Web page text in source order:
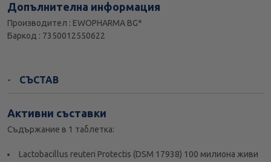
Допълнителна информация
Производител : EWOPHARMA BG*
Баркод : 7350012550622
СЪСТАВ
Активни съставки
Съдържание в 1 таблетка:
Lactobacillus reuteri Protectis (DSM 17938) 100 милиона живи